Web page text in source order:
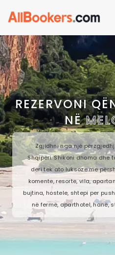
REZERVONI
NË
Zgjidhni nga një
Shqipëri. Shikoni dhoma dhe
deri tek ato luksoze me
komente, resorte, vila,
bujtina, hostele, shtepi per
në fermë, aparthotel, hanë,